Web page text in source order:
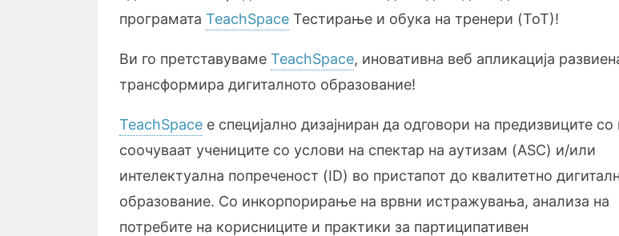
програмата TeachSpace Тестирање и обука на тренери (ToT)!
Ви го претставуваме TeachSpace, иновативна веб апликација
трансформира дигиталното образование!
TeachSpace е специјално дизајниран да одговори на предизвиците со
соочуваат учениците со услови на спектар на аутизам (ASC) и/или
интелектуална попреченост (ID) во пристапот до квалитетно
образование. Со инкорпорирање на врвни истражувања, анализа на
потребите на корисниците и практики за партиципативен